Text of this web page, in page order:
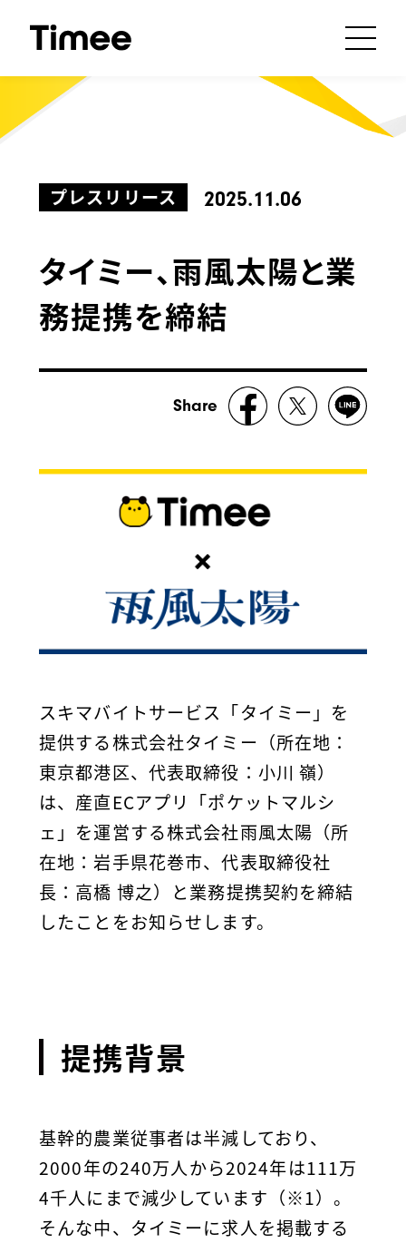
プレスリリース 2025.11.06
Share
タイミー、雨風太陽と業
務提携を締結
スキマバイトサービス「タイミー」を
提供する株式会社タイミー（所在地：
東京都港区、代表取締役：小川 嶺）
は、産直ECアプリ「ポケットマルシ
ェ」を運営する株式会社雨風太陽（所
在地：岩手県花巻市、代表取締役社
長：高橋 博之）と業務提携契約を締結
したことをお知らせします。
提携背景
基幹的農業従事者は半減しており、
2000年の240万人から2024年は111万
4千人にまで減少しています（※1）。
そんな中、タイミーに求人を掲載する